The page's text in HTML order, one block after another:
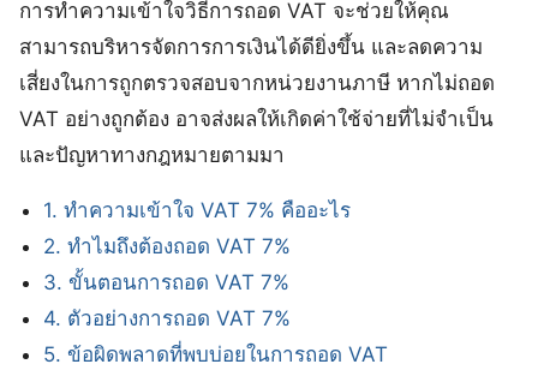
การทำความเข้าใจวิธีการถอด VAT จะช่วยให้คุณ
สามารถบริหารจัดการการเงินได้ดียิ่งขึ้น และลดความ
เสี่ยงในการถูกตรวจสอบจากหน่วยงานภาษี หากไม่ถอด
VAT อย่างถูกต้อง อาจส่งผลให้เกิดค่าใช้จ่ายที่ไม่จำเป็น
และปัญหาทางกฎหมายตามมา
1. ทำความเข้าใจ VAT 7% คืออะไร
2. ทำไมถึงต้องถอด VAT 7%
3. ขั้นตอนการถอด VAT 7%
4. ตัวอย่างการถอด VAT 7%
5. ข้อผิดพลาดที่พบบ่อยในการถอด VAT